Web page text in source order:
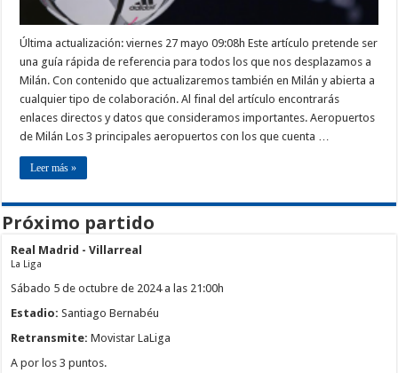
Última actualización: viernes 27 mayo 09:08h Este artículo pretende ser
una guía rápida de referencia para todos los que nos desplazamos a
Milán. Con contenido que actualizaremos también en Milán y abierta a
cualquier tipo de colaboración. Al final del artículo encontrarás
enlaces directos y datos que consideramos importantes. Aeropuertos
de Milán Los 3 principales aeropuertos con los que cuenta …
Leer más »
Próximo partido
Real Madrid - Villarreal
La Liga
Sábado 5 de octubre de 2024 a las 21:00h
Estadio: Santiago Bernabéu
Retransmite: Movistar LaLiga
A por los 3 puntos.